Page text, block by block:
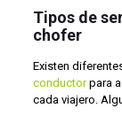
Tipos de
chofer
Existen
conductorpara
cada viajero.